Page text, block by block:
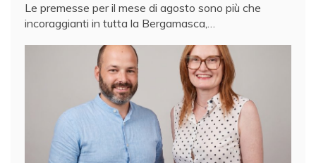
Le premesse per il mese di agosto sono più che
incoraggianti in tutta la Bergamasca,…